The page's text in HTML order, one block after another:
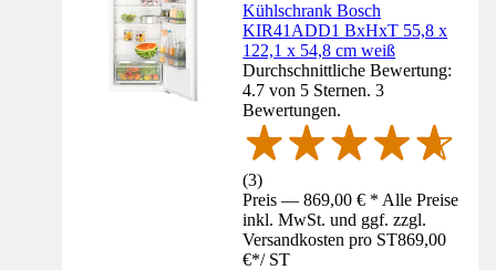
Kühlschrank Bosch
KIR41ADD1 BxHxT 55,8 x
122,1 x 54,8 cm weiß
Durchschnittliche Bewertung:
4.7 von 5 Sternen. 3
Bewertungen.
(3)
Preis — 869,00 € * Alle Preise
inkl. MwSt. und ggf. zzgl.
Versandkosten pro ST869,00
€*/ ST